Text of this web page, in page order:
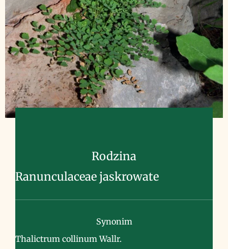
Rodzina
Ranunculaceae jaskrowate
Synonim
Thalictrum collinum Wallr.